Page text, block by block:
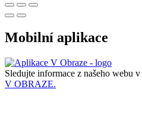
Mobilní aplikace
Sledujte informace z našeho webu v
V OBRAZE.